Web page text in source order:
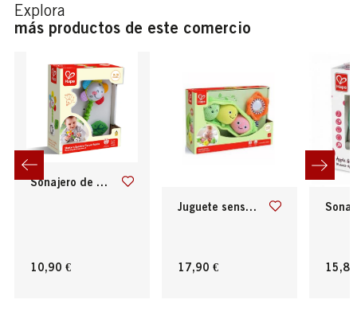
Explora
más productos de este comercio
sonajero de flor agita y brilla hape
10,90 €
juguete sensorial los amigos de pea pod
17,90 €
sonajero de